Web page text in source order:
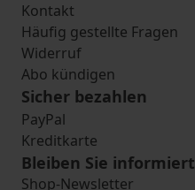
Kontakt
Häufig gestellte Fragen
Widerruf
Abo kündigen
Sicher bezahlen
PayPal
Kreditkarte
Bleiben Sie informiert
Shop-Newsletter